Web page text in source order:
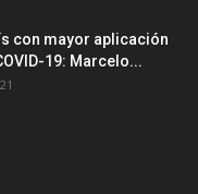
con mayor aplicación
19: Marcelo...